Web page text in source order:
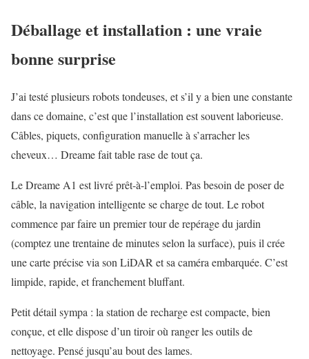
Déballage et installation : une vraie
bonne surprise
J’ai testé plusieurs robots tondeuses, et s’il y a bien une constante
dans ce domaine, c’est que l’installation est souvent laborieuse.
Câbles, piquets, configuration manuelle à s’arracher les
cheveux… Dreame fait table rase de tout ça.
Le Dreame A1 est livré prêt-à-l’emploi. Pas besoin de poser de
câble, la navigation intelligente se charge de tout. Le robot
commence par faire un premier tour de repérage du jardin
(comptez une trentaine de minutes selon la surface), puis il crée
une carte précise via son LiDAR et sa caméra embarquée. C’est
limpide, rapide, et franchement bluffant.
Petit détail sympa : la station de recharge est compacte, bien
conçue, et elle dispose d’un tiroir où ranger les outils de
nettoyage. Pensé jusqu’au bout des lames.